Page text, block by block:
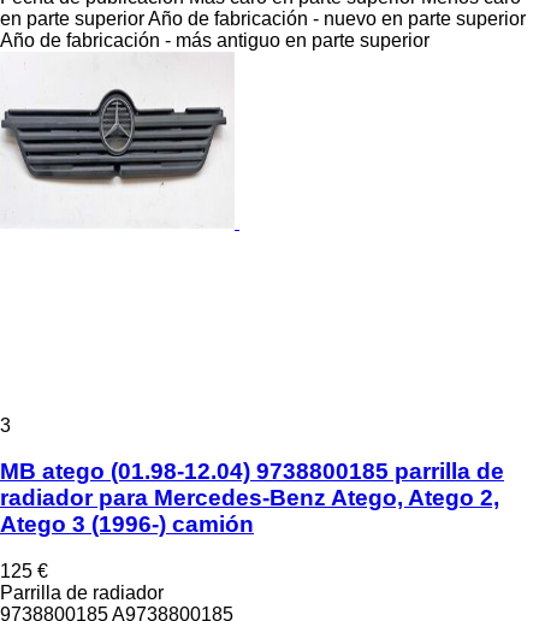
en parte superiorAño de fabricación - nuevo en parte superior
Año de fabricación - más antiguo en parte superior
3
MB atego (01.98-12.04) 9738800185 parrilla de
radiador para Mercedes-Benz Atego, Atego 2,
Atego 3 (1996-) camión
125 €
Parrilla de radiador
9738800185 A9738800185